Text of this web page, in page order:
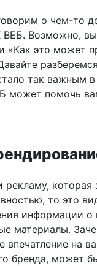
о чем-то
Возможно,
«Как это может
так важным
может помочь
которая
то это
информации о
материалы.
впечатление на
бренда, может